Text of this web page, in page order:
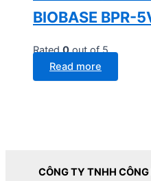
BIOBASE BPR-
Rated0out of 5
Read more
CÔNG TY TNHH